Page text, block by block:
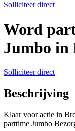
Solliciteer direct
Word
Jumbo in
Solliciteer direct
Beschrijving
Klaar voor actie in
parttime Jumbo